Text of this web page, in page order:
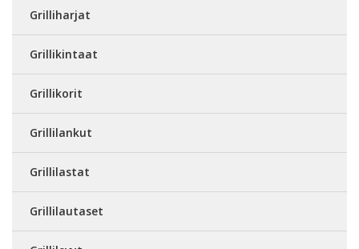
Grilliharjat
Grillikintaat
Grillikorit
Grillilankut
Grillilastat
Grillilautaset